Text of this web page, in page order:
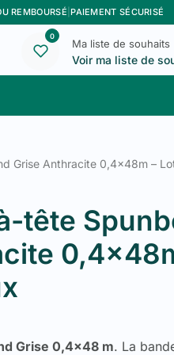
REMBOURSÉ |PAIEMENT SÉCURISÉ
0
Ma liste de souhaits
Voir ma liste de
Grise Anthracite 0,4x48m –
tête
Grise 0,4x48 m. La